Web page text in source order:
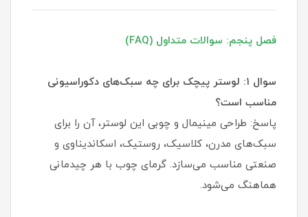
فصل پنجم: سوالات متداول (FAQ)
سوال ۱: لوستر پیچک برای چه سبک‌های دکوراسیونی
مناسب است؟
پاسخ: طراحی مینیمال و چوبی این لوستر، آن را برای
سبک‌های مدرن، کلاسیک، روستیک، اسکاندیناوی و
صنعتی مناسب می‌سازد. گرمای چوب با هر چیدمانی
هماهنگ می‌شود.